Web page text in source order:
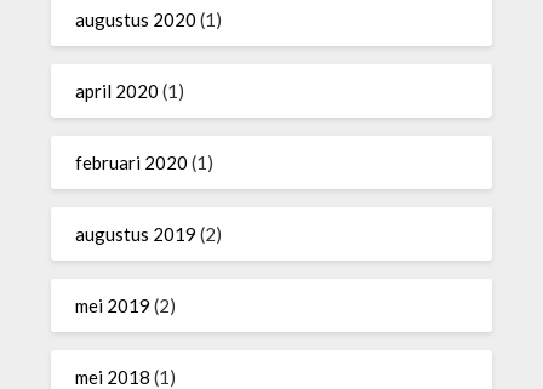
augustus 2020 (1)
april 2020 (1)
februari 2020 (1)
augustus 2019 (2)
mei 2019 (2)
mei 2018 (1)